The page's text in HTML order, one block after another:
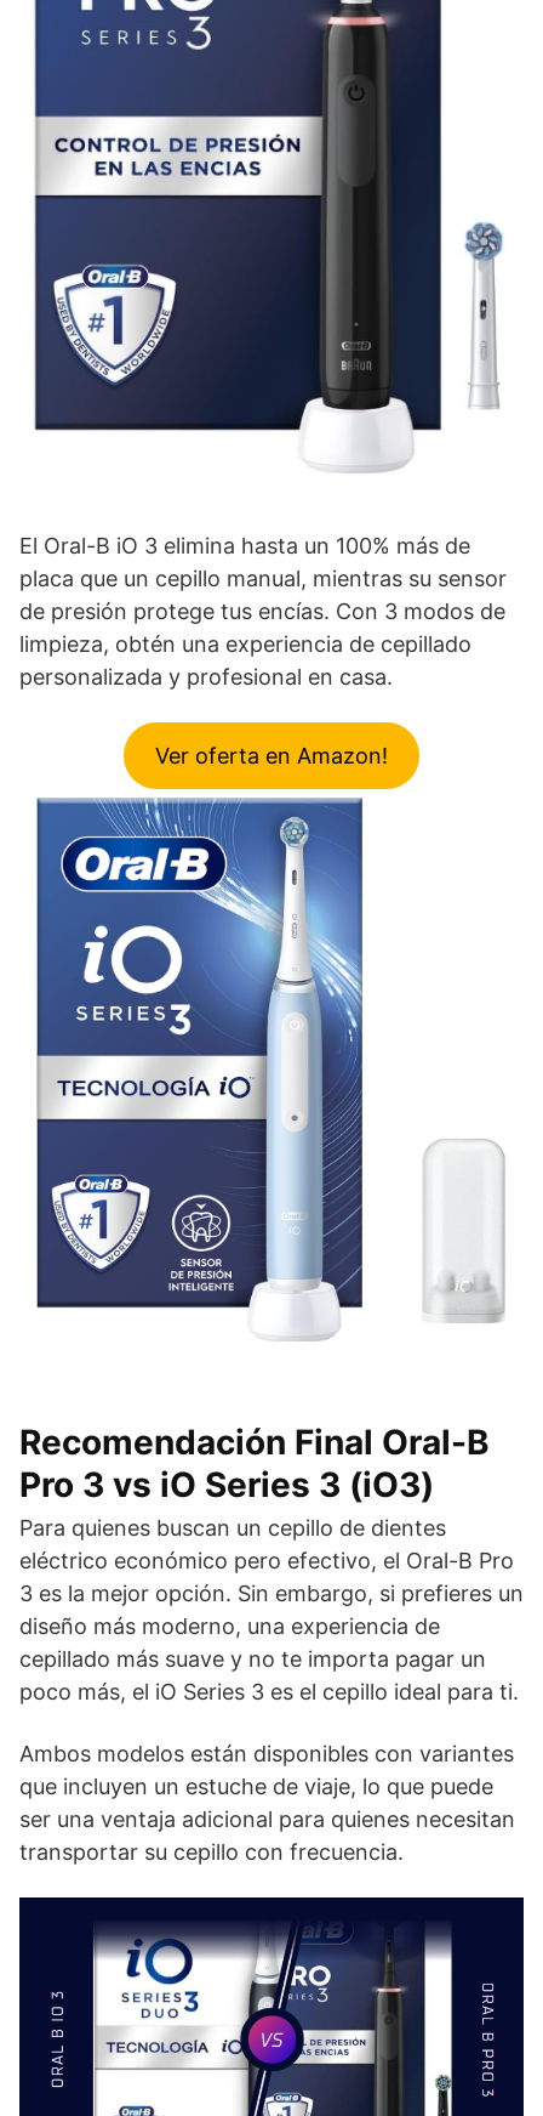
El Oral-B iO 3 elimina hasta un 100% más de
placa que un cepillo manual, mientras su sensor
de presión protege tus encías. Con 3 modos de
limpieza, obtén una experiencia de cepillado
personalizada y profesional en casa.
Ver oferta en Amazon!
Recomendación Final Oral-B
Pro 3 vs iO Series 3 (iO3)
Para quienes buscan un cepillo de dientes
eléctrico económico pero efectivo, el Oral-B Pro
3 es la mejor opción. Sin embargo, si prefieres un
diseño más moderno, una experiencia de
cepillado más suave y no te importa pagar un
poco más, el iO Series 3 es el cepillo ideal para ti.
Ambos modelos están disponibles con variantes
que incluyen un estuche de viaje, lo que puede
ser una ventaja adicional para quienes necesitan
transportar su cepillo con frecuencia.